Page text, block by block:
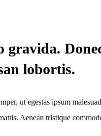
lobortis.
ut egestas ipsum
Aenean tristique